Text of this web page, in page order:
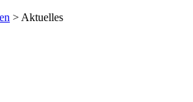
> Aktuelles